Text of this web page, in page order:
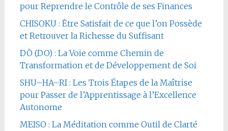
pour Reprendre le Contrôle de ses Finances
CHISOKU : Être Satisfait de ce que l’on Possède
et Retrouver la Richesse du Suffisant
DŌ (DO) : La Voie comme Chemin de
Transformation et de Développement de Soi
SHU–HA–RI : Les Trois Étapes de la Maîtrise
pour Passer de l’Apprentissage à l’Excellence
Autonome
MEISO : La Méditation comme Outil de Clarté